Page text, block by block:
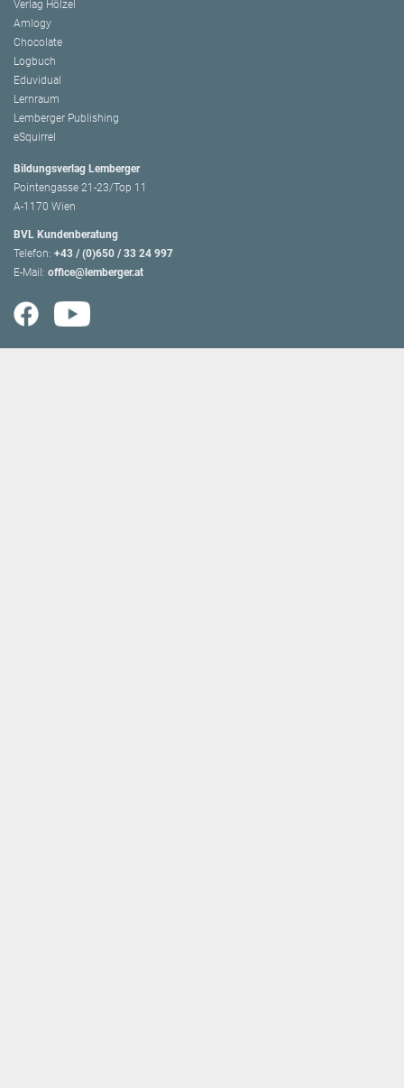
Verlag Hölzel
Amlogy
Chocolate
Logbuch
Eduvidual
Lernraum
Lemberger Publishing
eSquirrel
Bildungsverlag Lemberger
Pointengasse 21-23/Top 11
A-1170 Wien
BVL Kundenberatung
Telefon: +43 / (0)650 / 33 24 997
E-Mail: office@lemberger.at